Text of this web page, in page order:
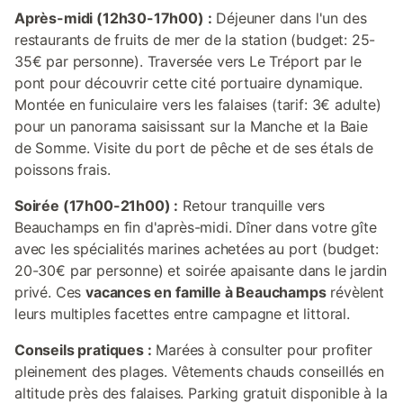
Après-midi (12h30-17h00) : Déjeuner dans l'un des
restaurants de fruits de mer de la station (budget: 25-
35€ par personne). Traversée vers Le Tréport par le
pont pour découvrir cette cité portuaire dynamique.
Montée en funiculaire vers les falaises (tarif: 3€ adulte)
pour un panorama saisissant sur la Manche et la Baie
de Somme. Visite du port de pêche et de ses étals de
poissons frais.
Soirée (17h00-21h00) : Retour tranquille vers
Beauchamps en fin d'après-midi. Dîner dans votre gîte
avec les spécialités marines achetées au port (budget:
20-30€ par personne) et soirée apaisante dans le jardin
privé. Cesvacances en famille à Beauchampsrévèlent
leurs multiples facettes entre campagne et littoral.
Conseils pratiques : Marées à consulter pour profiter
pleinement des plages. Vêtements chauds conseillés en
altitude près des falaises. Parking gratuit disponible à la